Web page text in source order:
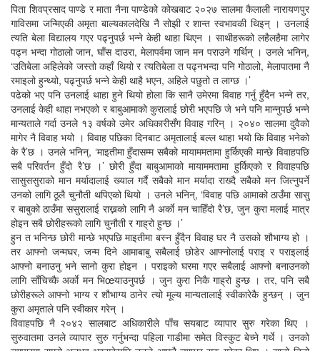
पिता शिवप्रसाद पाण्डे र माता नैना पाण्डेको कोखबाट २०२७ सालमा कैलाली नारायणपुर
गाविसमा जन्मिएकी अमृता बाल्यकालदेखि नै सोझी र शान्त स्वभावकी थिइन् । उनलाई
त्यति बेला विद्यालय गएर पढ्नुपर्छ भन्ने केही थाहा थिएन । साथीहरूको लहैलहैमा लागेर
पढ्न भन्दा गोठालो जान, घाँस दाउरा, मेलापर्वमा जान मन पराउने गर्थिन् । उनले भनिन्,
‘उतिबेला अहिलेको जस्तो कहाँ थियो र त्यतिबेला त पढ्नभन्दा पनि गोठालो, मेलापातमा नै
रमाइलो हुन्थ्यो, पढ्नुपर्छ भन्ने केही थाहै भएन, अहिले पछुतो त लाग्छ ।’
पढेको भए पनि उनलाई थाहा हुने थियो होला कि सानै उमेरमा विवाह गर्नु हुँदैन भन्ने तर,
उनलाई केही थाहा नभएको र बाबुआमाको कुरालाई छोरी भएपछि जे भने पनि मान्नुपर्छ भन्ने
मान्यताले गर्दा उनले १३ वर्षको उमेर अधिकारीसँग विवाह गरिन् । २०४० सालमा दुवैको
मागेर नै विवाह भयो । विवाह पछिका दिनबाट अमृतालाई बल्ल थाहा भयो कि विवाह भनेको
के रै’छ । उनले भनिन्, ‘माइतीमा हुँदासम्म सबैको मायाममतामा हुर्किएकी मान्छे विवाहपछि
सबै परिवर्तन हुँदो रै’छ ।’ छोरी हुँदा बाबुआमाको मायाममतामा हुर्किएको र विवाहपछि
सासुससुराको मान मर्यादालाई ख्याल गर्दै सबैको मान मर्यादा राख्दै सबैको मन जित्नुपर्ने
उनको लागि ठूलै चुनौती थपिएको थियो । उनले भनिन्, ‘विवाह पछि आमाको ठाउँमा सासु
र बाबुको ठाउँमा ससुरालाई राख्नको लागि नै अर्काे मन चाहिँदो रै’छ, जुन कुरा मलाई मात्र
होइन सबै छोरीहरूको लागि चुनौती र गाह्रो हुन्छ ।’
हुन त भनिन्छ छोरी मान्छे भएपछि माइतीमा बस्न हुँदैन विवाह घर नै उसको शौभाग्य हो ।
तर आफ्नो जन्मघर, जन्म दिने आमाबाबु सबैलाई छोडेर आफ्नोलाई पराइ र पराइलाई
आफ्नो बनाउनु भने सानो कुरा होइन । पराइको घरमा गएर सबैलाई आफ्नो बनाउनको
लागि साँचिच्कै अर्काे मन भिœयाउनुपर्छ । जुन कुरा निकै गाह्रो हुन्छ । तर, पनि सबै
छोरीहरूले आफ्नो भाग्य र शौभाग्य ठानेर त्यो मूल्य मान्यतालाई स्वीकारेकै हुन्छन् । जुन
कुरा अमृताले पनि स्वीकार गरेन् ।
विवाहपछि नै २०४२ सालबाट अधिकारीले पाँच सयबाट व्यापार सुरु गरेका थिए ।
सुरुवातमा उनले व्यापार सुरु गर्नुभन्दा पहिला गाडीमा समेत विस्कुट बेच्ने गर्थे । उनको